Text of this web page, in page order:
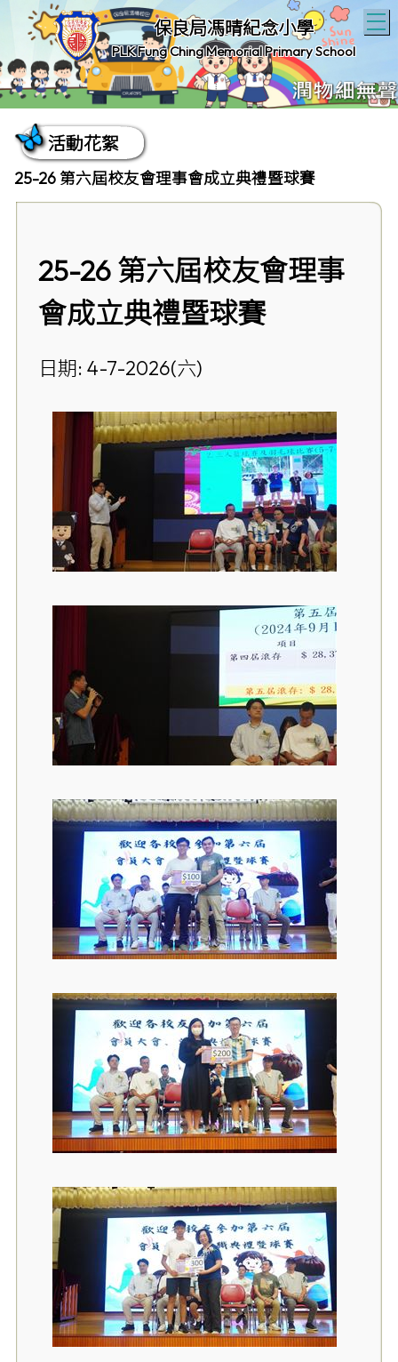
保良局馮晴紀念小學
PLK Fung Ching Memorial Primary School
活動花絮
25-26 第六屆校友會理事會成立典禮暨球賽
25-26 第六屆校友會理事
會成立典禮暨球賽
日期: 4-7-2026(六)